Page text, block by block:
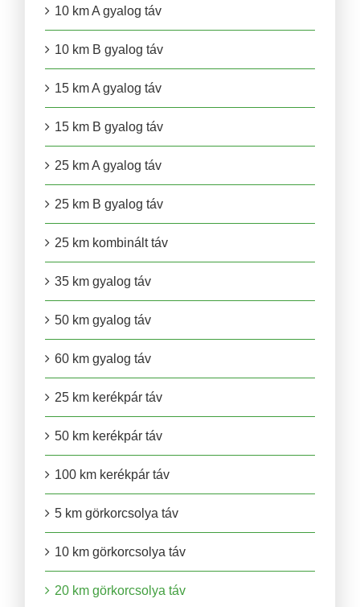
10 km A gyalog táv
10 km B gyalog táv
15 km A gyalog táv
15 km B gyalog táv
25 km A gyalog táv
25 km B gyalog táv
25 km kombinált táv
35 km gyalog táv
50 km gyalog táv
60 km gyalog táv
25 km kerékpár táv
50 km kerékpár táv
100 km kerékpár táv
5 km görkorcsolya táv
10 km görkorcsolya táv
20 km görkorcsolya táv